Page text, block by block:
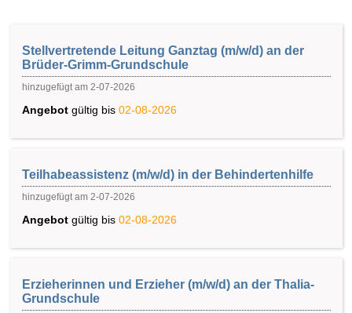
Stellvertretende Leitung Ganztag (m/w/d) an der
Brüder-Grimm-Grundschule
hinzugefügt am 2-07-2026
Angebot gültig bis 02-08-2026
Teilhabeassistenz (m/w/d) in der Behindertenhilfe
hinzugefügt am 2-07-2026
Angebot gültig bis 02-08-2026
Erzieherinnen und Erzieher (m/w/d) an der Thalia-
Grundschule